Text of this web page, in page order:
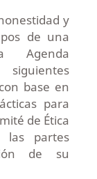
y
de una
Agenda
base en
para
de Ética
las partes
de su